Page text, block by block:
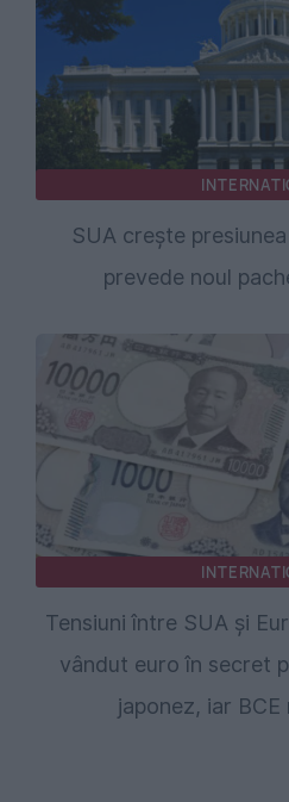
SUA crește
prevede noul
Tensiuni între SUA și
vândut euro în secret
japonez, iar